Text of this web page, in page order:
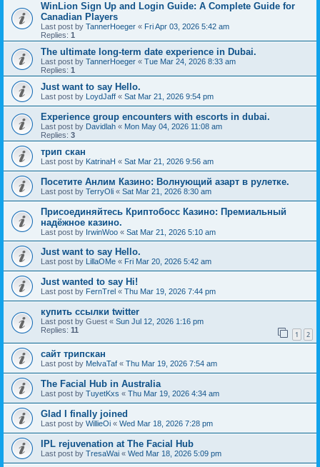
WinLion Sign Up and Login Guide: A Complete Guide for
Canadian Players
Last post by TannerHoeger « Fri Apr 03, 2026 5:42 am
Replies: 1
The ultimate long-term date experience in Dubai.
Last post by TannerHoeger « Tue Mar 24, 2026 8:33 am
Replies: 1
Just want to say Hello.
Last post by LoydJaff « Sat Mar 21, 2026 9:54 pm
Experience group encounters with escorts in dubai.
Last post by Davidlah « Mon May 04, 2026 11:08 am
Replies: 3
трип скан
Last post by KatrinaH « Sat Mar 21, 2026 9:56 am
Посетите Анлим Казино: Волнующий азарт в рулетке.
Last post by TerryOli « Sat Mar 21, 2026 8:30 am
Присоединяйтесь Криптобосс Казино: Премиальный
надёжное казино.
Last post by IrwinWoo « Sat Mar 21, 2026 5:10 am
Just want to say Hello.
Last post by LillaOMe « Fri Mar 20, 2026 5:42 am
Just wanted to say Hi!
Last post by FernTrel « Thu Mar 19, 2026 7:44 pm
купить ссылки twitter
Last post by Guest « Sun Jul 12, 2026 1:16 pm
Replies: 11 1 2
сайт трипскан
Last post by MelvaTaf « Thu Mar 19, 2026 7:54 am
The Facial Hub in Australia
Last post by TuyetKxs « Thu Mar 19, 2026 4:34 am
Glad I finally joined
Last post by WillieOi « Wed Mar 18, 2026 7:28 pm
IPL rejuvenation at The Facial Hub
Last post by TresaWai « Wed Mar 18, 2026 5:09 pm